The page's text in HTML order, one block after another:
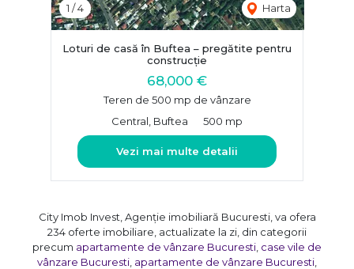
1 /4 Harta
Loturi de casă în Buftea – pregătite pentru
construcție
68,000 €
Teren de 500 mp de vânzare
Central, Buftea
500 mp
Vezi mai multe detalii
City Imob Invest, Agenție imobiliară Bucuresti, va ofera
234 oferte imobiliare, actualizate la zi, din categorii
precum apartamente de vânzare Bucuresti case vile de
vânzare Bucuresti apartamente de vânzare Bucuresti